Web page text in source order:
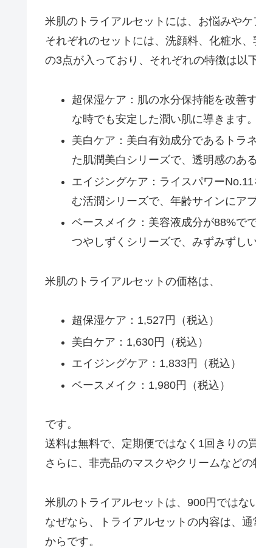
米肌のトライアルセットには、お悩みや
それぞれのセットには、洗顔料、化粧水
の3点が入っており、それぞれの特徴は以
超保湿ケア：肌の水分保持能を改善
な時でも安定した潤い肌に導きます。
美白ケア：美白有効成分であるトラ
た肌潤美白シリーズで、透明感のあ
エイジングケア：ライスパワー
む活潤シリーズで、年齢サインにア
ベースメイク：美容液成分が88%で
つやしずくシリーズで、みずみずし
米肌のトライアルセットの価格は、
超保湿ケア：1,527円（税込）
美白ケア：1,630円（税込）
エイジングケア：1,833円（税込）
ベースメイク：1,980円（税込）
です。
送料は無料で、定期便ではなく1回きりの
さらに、非売品のマスクやクリームなどの
米肌のトライアルセットは、900円ではな
なぜなら、トライアルセットの内容は、
からです。